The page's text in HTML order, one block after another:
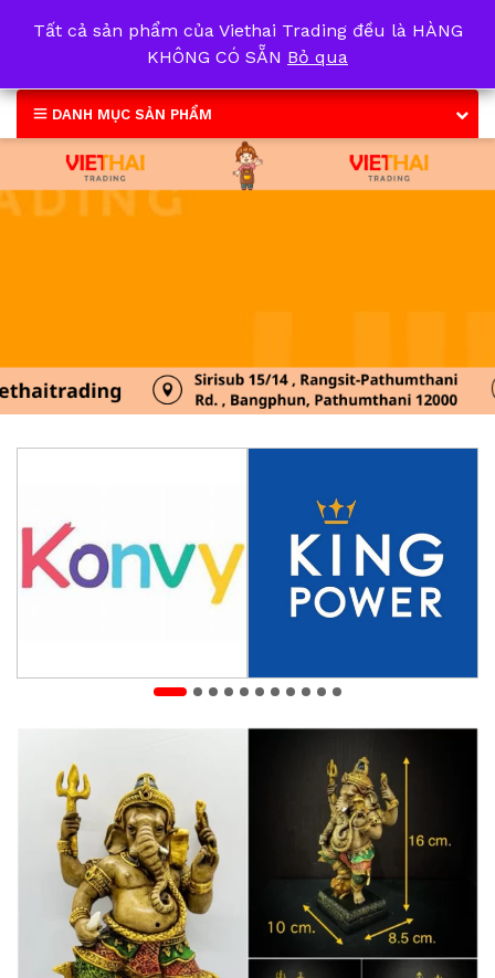
DANH MỤC SẢN PHẨM
Tất cả sản phẩm của Viethai Trading đều là HÀNG
KHÔNG CÓ SẴN Bỏ qua